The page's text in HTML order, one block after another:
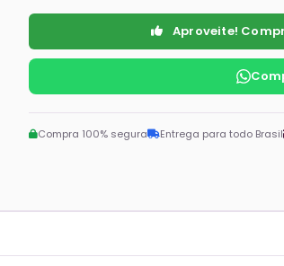
Aproveite!
Compra 100% segura Entrega para todo Brasil